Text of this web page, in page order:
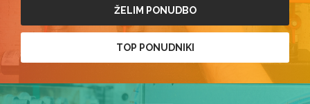
ŽELIM PONUDBO
TOP PONUDNIKI